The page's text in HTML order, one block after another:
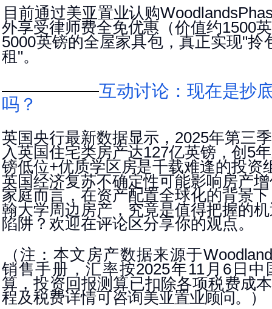
目前通过美亚置业认购
外享受律师费全免优惠（价值约1500英
5000英镑的全屋家具包，真正实现"拎
租"。
互动讨论：现在是抄
吗？
英国央行最新数据显示， 2025年第三
入英国住宅类房产达127亿英镑，创5
镑低位+优质学区房是千载难逢的投资
英国经济复苏不确定性可能影响房产
家庭而言，在资产配置全球化的背景
翰大学周边房产，究竟是值得把握的
陷阱？欢迎在评论区分享你的观点。
（注：本文房产数据来源于
销售手册，汇率按2025年11 月 6日中
算，投资回报测算已扣除各项税费成
程及税费详情可咨询美亚置业顾问。）